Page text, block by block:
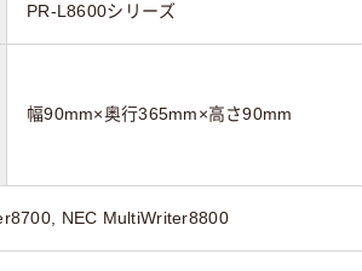
PR-L8600シリーズ
幅90mm×奥行365mm×高さ90mm
NEC MultiWriter8800